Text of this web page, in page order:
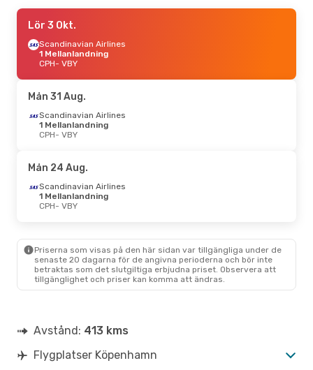
Fre 4 Sep.
Norwegian Air Sweden
1 Mellanlandning
CPH- VBY
VBY- CPH
Fre 18 Sep.- Sön 20 Sep.
Scandinavian Airlines
VBY- CPH
Fre 25 Sep.- Tis 29 Sep.
VBY
Mån 24 Aug. - Lör 29 Aug.
VBY- CPH
Lör 3 Okt.
Scandinavian Airlines
1 Mellanlandning
CPH- VBY
Mån 31 Aug.
Scandinavian Airlines
1 Mellanlandning
CPH- VBY
Mån 24 Aug.
Scandinavian Airlines
1 Mellanlandning
CPH- VBY
Priserna som visas på den här sidan var tillgängliga under de
senaste 20 dagarna för de angivna perioderna och bör inte
betraktas som det slutgiltiga erbjudna priset. Observera att
tillgänglighet och priser kan komma att ändras.
Avstånd: 413 kms
Flygplatser Köpenhamn